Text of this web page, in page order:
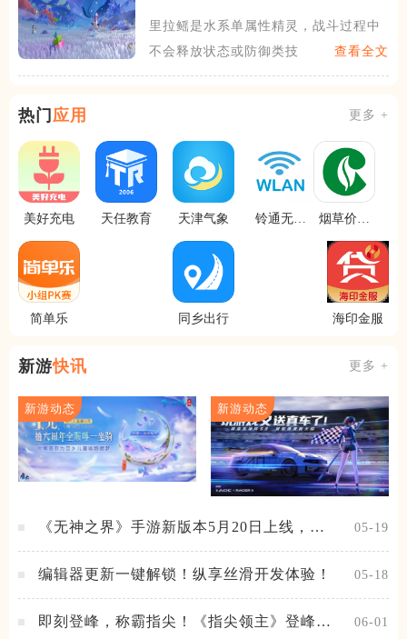
里拉鳐是水系单属性精灵，战斗过程中
不会释放状态或防御类技能，
查看全文
热门 应用 更多 +
美好充电 天任教育 天津气象
铃通无线
烟草价签
简单乐 同乡出行 海印金服
新游快讯 更多 +
新游动态 新游动态
《无神之界》手游新版本5月20日上线，女
05-19
编辑器更新一键解锁！纵享丝滑开发体验！ 05-18
即刻登峰，称霸指尖！《指尖领主》登峰测
06-01